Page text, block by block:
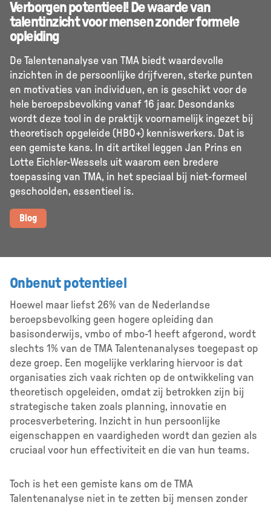
Verborgen potentieel! De waarde van
talentinzicht voor mensen zonder formele
opleiding
De Talentenanalyse van TMA biedt waardevolle
inzichten in de persoonlijke drijfveren, sterke punten
en motivaties van individuen, en is geschikt voor de
hele beroepsbevolking vanaf 16 jaar. Desondanks
wordt deze tool in de praktijk voornamelijk ingezet bij
theoretisch opgeleide (HBO+) kenniswerkers. Dat is
een gemiste kans. In dit artikel leggen Jan Prins en
Lotte Eichler-Wessels uit waarom een bredere
toepassing van TMA, in het speciaal bij niet-formeel
geschoolden, essentieel is.
Blog
Onbenut potentieel
Hoewel maar liefst 26% van de Nederlandse
beroepsbevolking geen hogere opleiding dan
basisonderwijs, vmbo of mbo-1 heeft afgerond, wordt
slechts 1% van de TMA Talentenanalyses toegepast op
deze groep. Een mogelijke verklaring hiervoor is dat
organisaties zich vaak richten op de ontwikkeling van
theoretisch opgeleiden, omdat zij betrokken zijn bij
strategische taken zoals planning, innovatie en
procesverbetering. Inzicht in hun persoonlijke
eigenschappen en vaardigheden wordt dan gezien als
cruciaal voor hun effectiviteit en die van hun teams.
Toch is het een gemiste kans om de TMA
Talentenanalyse niet in te zetten bij mensen zonder